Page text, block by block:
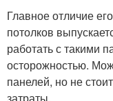
Главное отличие
потолков
работать с такими
осторожностью.
панелей, но не